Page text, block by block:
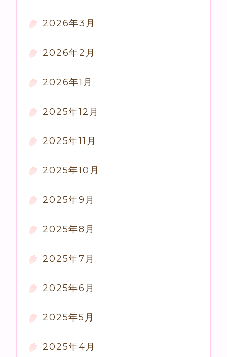
2026年3月
2026年2月
2026年1月
2025年12月
2025年11月
2025年10月
2025年9月
2025年8月
2025年7月
2025年6月
2025年5月
2025年4月